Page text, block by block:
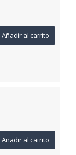
Añadir al carrito
Añadir al carrito